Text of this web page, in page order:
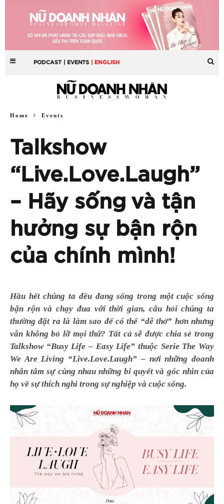
PODCAST | EVENTS | ENGLISH
Home Events
Talkshow
“Live.Love.Laugh”
– Hãy sống và tận
hưởng sự bận rộn
của chính mình!
Hầu hết chúng ta đều đang sống trong một cuộc sống
bận rộn và chạy đua với thời gian, câu hỏi chúng ta
thường đặt ra là làm sao để có thể “dễ thở” hơn nhưng
vẫn không bỏ lỡ mọi thứ? Tất cả sẽ được chia sẻ trong
Talkshow “Busy Life – Easy Life” thuộc Serie The Way
We Are Living “Live.Love.Laugh” – nơi những doanh
nhân tâm sự cùng nhau những bí quyết và góc nhìn của
họ về sự thích nghi trong sự nghiệp và cuộc sống.